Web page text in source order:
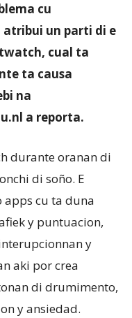
cu
un parti di e
cual ta
ta causa
na
a reporta.
durante oranan di
di soño. E
apps cu ta duna
y puntuacion,
y
aki por crea
di drumimento,
y ansiedad.